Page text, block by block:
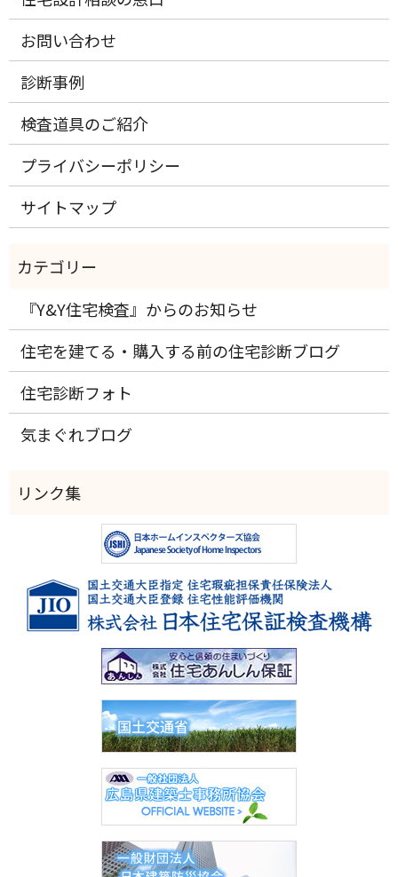
お問い合わせ
診断事例
検査道具のご紹介
プライバシーポリシー
サイトマップ
『Y&Y住宅検査』からのお知らせ
住宅を建てる・購入する前の住宅診断ブログ
住宅診断フォト
気まぐれブログ